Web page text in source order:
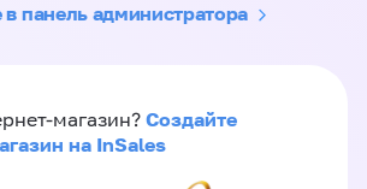
в панель администратора
магазин? Создайте
на InSales